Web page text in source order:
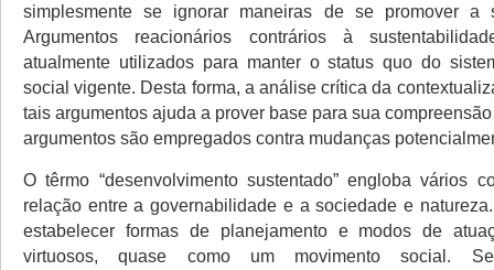
simplesmente se ignorar maneiras de se promover a
Argumentos reacionários contrários à
atualmente utilizados para manter o status quo do
social vigente. Desta forma, a análise crítica da
tais argumentos ajuda a prover base para sua
argumentos são empregados contra mudanças
O têrmo “desenvolvimento sustentado” engloba vários
relação entre a governabilidade e a sociedade e
estabelecer formas de planejamento e modos de
virtuosos, quase como um movimento social.